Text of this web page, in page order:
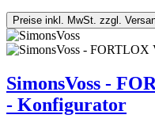
Preise inkl. MwSt. zzgl.
SimonsVoss -
- Konfigurator